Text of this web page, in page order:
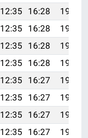
12:35 16:28
19:51
12:35 16:28
19:50
12:35 16:28
19:49
12:35 16:28
19:48
12:35 16:27
19:47
12:35 16:27
19:46
12:35 16:27
19:45
12:35 16:27
19:44